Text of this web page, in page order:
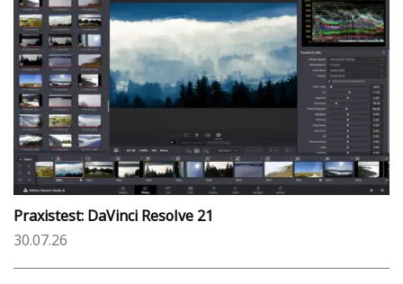
Praxistest: DaVinci Resolve 21
30.07.26